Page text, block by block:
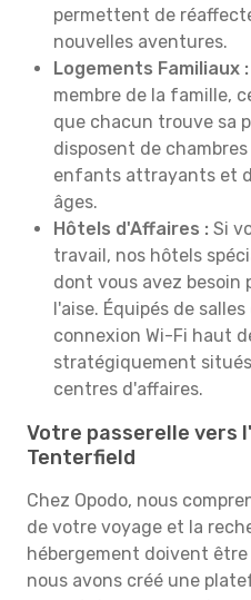
permettent de
nouvelles aventures.
Logements Familiaux :
membre de la famille,
que chacun trouve sa
disposent de
enfants attrayants et
âges.
Hôtels d'Affaires : Si
travail, nos hôtels
dont vous avez
l'aise. Équipés de
connexion Wi-Fi haut
stratégiquement
centres d'affaires.
Votre passerelle vers
Tenterfield
Chez Opodo, nous
de votre voyage et la
hébergement doivent être
nous avons créé une